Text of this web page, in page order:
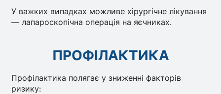
У важких випадках можливе хірургічне лікування
— лапароскопічна операція на яєчниках.
ПРОФІЛАКТИКА
Профілактика полягає у зниженні факторів
ризику: